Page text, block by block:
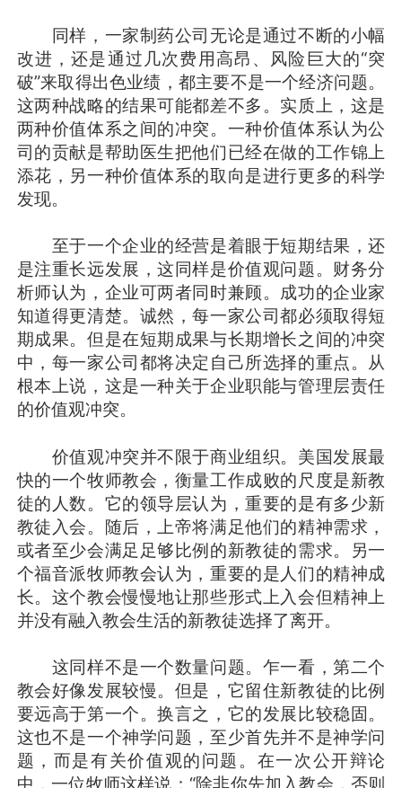
同样，一家制药公司无论是通过不断的小幅
改进，还是通过几次费用高昂、风险巨大的“突
破”来取得出色业绩，都主要不是一个经济问题。
这两种战略的结果可能都差不多。实质上，这是
两种价值体系之间的冲突。一种价值体系认为公
司的贡献是帮助医生把他们已经在做的工作锦上
添花，另一种价值体系的取向是进行更多的科学
发现。
至于一个企业的经营是着眼于短期结果，还
是注重长远发展，这同样是价值观问题。财务分
析师认为，企业可两者同时兼顾。成功的企业家
知道得更清楚。诚然，每一家公司都必须取得短
期成果。但是在短期成果与长期增长之间的冲突
中，每一家公司都将决定自己所选择的重点。从
根本上说，这是一种关于企业职能与管理层责任
的价值观冲突。
价值观冲突并不限于商业组织。美国发展最
快的一个牧师教会，衡量工作成败的尺度是新教
徒的人数。它的领导层认为，重要的是有多少新
教徒入会。随后，上帝将满足他们的精神需求，
或者至少会满足足够比例的新教徒的需求。另一
个福音派牧师教会认为，重要的是人们的精神成
长。这个教会慢慢地让那些形式上入会但精神上
并没有融入教会生活的新教徒选择了离开。
这同样不是一个数量问题。乍一看，第二个
教会好像发展较慢。但是，它留住新教徒的比例
要远高于第一个。换言之，它的发展比较稳固。
这也不是一个神学问题，至少首先并不是神学问
题，而是有关价值观的问题。在一次公开辩论
中，一位牧师这样说：“除非你先加入教会，否则